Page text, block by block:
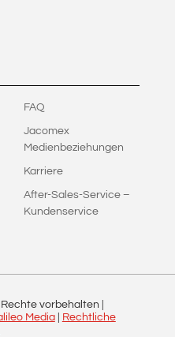
FAQ
Jacomex
Medienbeziehungen
Karriere
After-Sales-Service –
Kundenservice
vorbehalten |
Media|
Rechtliche